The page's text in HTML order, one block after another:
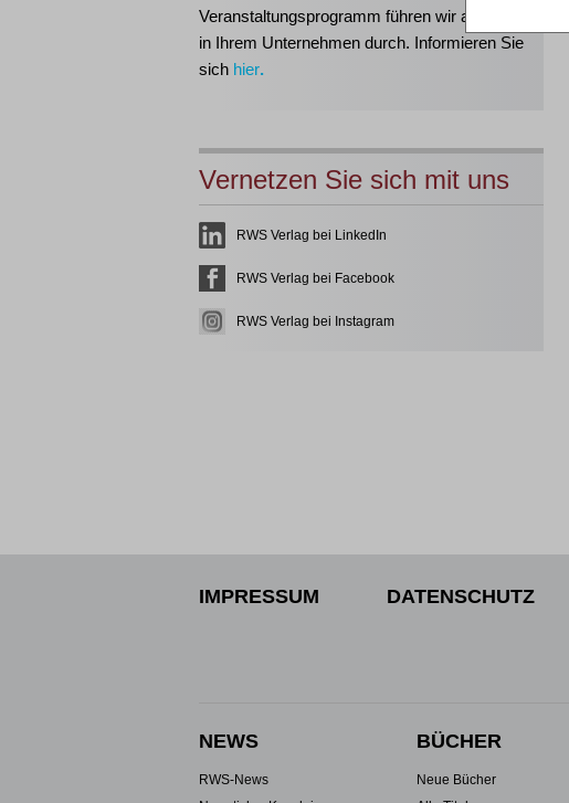
Veranstaltungsprogramm führen wir auch direkt
in Ihrem Unternehmen durch. Informieren Sie
sich hier.
Vernetzen Sie sich mit uns
RWS Verlag bei LinkedIn
RWS Verlag bei Facebook
RWS Verlag bei Instagram
IMPRESSUM DATENSCHUTZ
NEWS
RWS-News
BÜCHER
Neue Bücher